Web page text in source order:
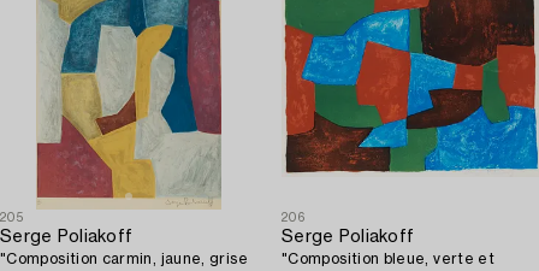
205
Serge Poliakoff
"Composition carmin, jaune, grise
206
Serge Poliakoff
"Composition bleue, verte et